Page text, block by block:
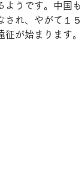
ようです。中国
され、やがて１
征が始まります。